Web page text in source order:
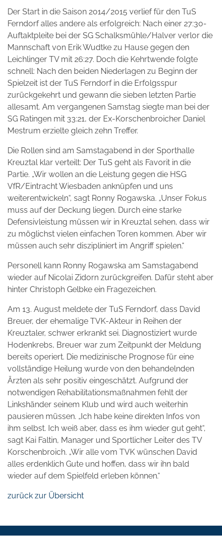
Der Start in die Saison 2014/2015 verlief für den TuS
Ferndorf alles andere als erfolgreich: Nach einer 27:30-
Auftaktpleite bei der SG Schalksmühle/Halver verlor die
Mannschaft von Erik Wudtke zu Hause gegen den
Leichlinger TV mit 26:27. Doch die Kehrtwende folgte
schnell: Nach den beiden Niederlagen zu Beginn der
Spielzeit ist der TuS Ferndorf in die Erfolgsspur
zurückgekehrt und gewann die sieben letzten Partie
allesamt. Am vergangenen Samstag siegte man bei der
SG Ratingen mit 33:21, der Ex-Korschenbroicher Daniel
Mestrum erzielte gleich zehn Treffer.
Die Rollen sind am Samstagabend in der Sporthalle
Kreuztal klar verteilt: Der TuS geht als Favorit in die
Partie. „Wir wollen an die Leistung gegen die HSG
VfR/Eintracht Wiesbaden anknüpfen und uns
weiterentwickeln“, sagt Ronny Rogawska. „Unser Fokus
muss auf der Deckung liegen. Durch eine starke
Defensivleistung müssen wir in Kreuztal sehen, dass wir
zu möglichst vielen einfachen Toren kommen. Aber wir
müssen auch sehr diszipliniert im Angriff spielen.“
Personell kann Ronny Rogawska am Samstagabend
wieder auf Nicolai Zidorn zurückgreifen. Dafür steht aber
hinter Christoph Gelbke ein Fragezeichen.
Am 13. August meldete der TuS Ferndorf, dass David
Breuer, der ehemalige TVK-Akteur in Reihen der
Kreuztaler, schwer erkrankt sei. Diagnostiziert wurde
Hodenkrebs, Breuer war zum Zeitpunkt der Meldung
bereits operiert. Die medizinische Prognose für eine
vollständige Heilung wurde von den behandelnden
Ärzten als sehr positiv eingeschätzt. Aufgrund der
notwendigen Rehabilitationsmaßnahmen fehlt der
Linkshänder seinem Klub und wird auch weiterhin
pausieren müssen. „Ich habe keine direkten Infos von
ihm selbst. Ich weiß aber, dass es ihm wieder gut geht“,
sagt Kai Faltin, Manager und Sportlicher Leiter des TV
Korschenbroich. „Wir alle vom TVK wünschen David
alles erdenklich Gute und hoffen, dass wir ihn bald
wieder auf dem Spielfeld erleben können.“
zurück zur Übersicht